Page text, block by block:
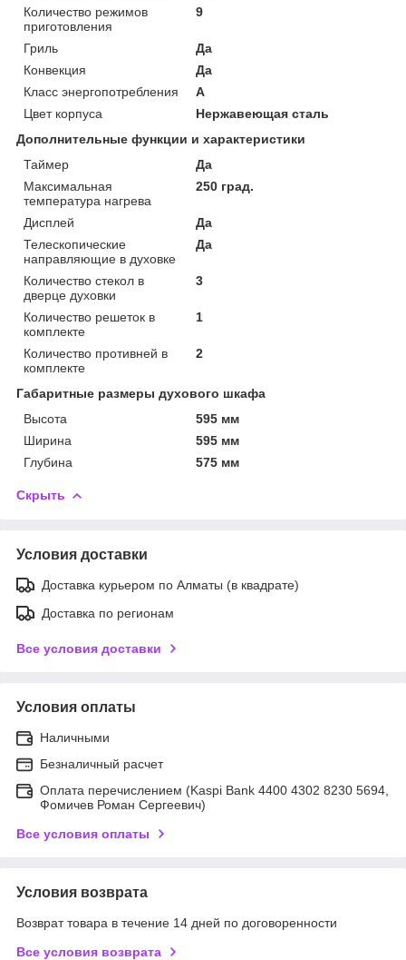
Количество режимов
приготовления
9
Гриль
Да
Конвекция
Да
Класс энергопотребления
A
Цвет корпуса
Нержавеющая сталь
Дополнительные функции и характеристики
Таймер
Да
Максимальная
температура нагрева
250 град.
Дисплей
Да
Телескопические
направляющие в духовке
Да
Количество стекол в
дверце духовки
3
Количество решеток в
комплекте
1
Количество противней в
комплекте
2
Габаритные размеры духового шкафа
Высота
595 мм
Ширина
595 мм
Глубина
575 мм
Скрыть
Условия доставки
Доставка курьером по Алматы (в квадрате)
Доставка по регионам
Все условия доставки
Условия оплаты
Наличными
Безналичный расчет
Оплата перечислением (Kaspi Bank 4400 4302 8230 5694,
Фомичев Роман Сергеевич)
Все условия оплаты
Условия возврата
Возврат товара в течение 14 дней по договоренности
Все условия возврата